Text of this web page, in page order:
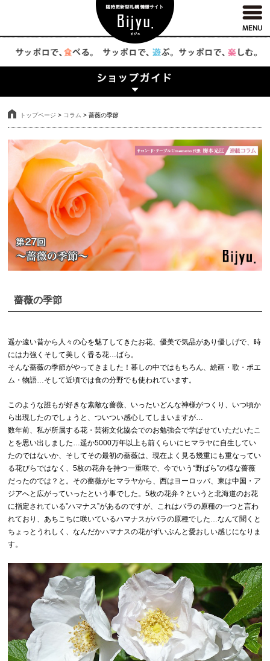
トップページ > コラム >薔薇の季節
薔薇の季節
遥か遠い昔から人々の心を魅了してきたお花、優美で気品があり優しげで、時
には力強くそして美しく香る花…ばら。
そんな薔薇の季節がやってきました！暮しの中ではもちろん、絵画・歌・ポエ
ム・物語…そして近頃では食の分野でも使われています。
このような誰もが好きな素敵な薔薇、いったいどんな神様がつくり、いつ頃か
ら出現したのでしょうと、ついつい感心してしまいますが…
数年前、私が所属する花・芸術文化協会でのお勉強会で学ばせていただいたこ
とを思い出しました…遥か5000万年以上も前くらいにヒマラヤに自生してい
たのではないか、そしてその最初の薔薇は、現在よく見る幾重にも重なってい
る花びらではなく、5枚の花弁を持つ一重咲で、今でいう“野ばら”の様な薔薇
だったのでは？と。その薔薇がヒマラヤから、西はヨーロッパ、東は中国・ア
ジアへと広がっていったという事でした。5枚の花弁？というと北海道のお花
に指定されている”ハマナス”があるのですが、これはバラの原種の一つと言わ
れており、あちこちに咲いているハマナスがバラの原種でした…なんて聞くと
ちょっとうれしく、なんだかハマナスの花がずいぶんと愛おしい感じになりま
す。